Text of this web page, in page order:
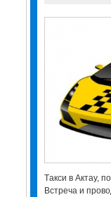
Tакси в Актау,
Встреча и